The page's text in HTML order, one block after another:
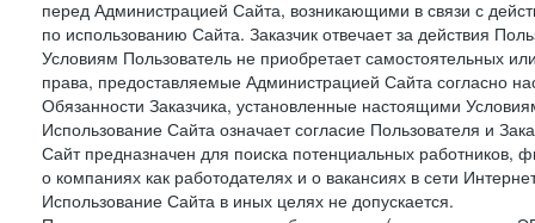
перед Администрацией Сайта, возникающими в связи с
по использованию Сайта. Заказчик отвечает за действия
Условиям Пользователь не приобретает самостоятельных
права, предоставляемые Администрацией Сайта согласно
Обязанности Заказчика, установленные настоящими
Использование Сайта означает согласие Пользователя и
Сайт предназначен для поиска потенциальных
о компаниях как работодателях и о вакансиях в сети
Использование Сайта в иных целях не допускается.